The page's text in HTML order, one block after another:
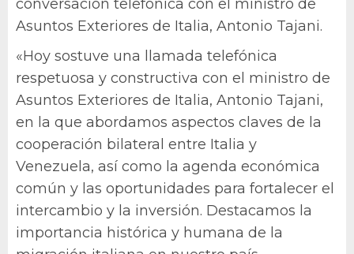
conversación telefónica con el ministro de
Asuntos Exteriores de Italia, Antonio Tajani.
«Hoy sostuve una llamada telefónica
respetuosa y constructiva con el ministro de
Asuntos Exteriores de Italia, Antonio Tajani,
en la que abordamos aspectos claves de la
cooperación bilateral entre Italia y
Venezuela, así como la agenda económica
común y las oportunidades para fortalecer el
intercambio y la inversión. Destacamos la
importancia histórica y humana de la